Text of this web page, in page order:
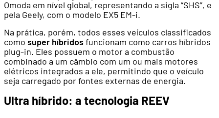
Omoda em nível global, representando a sigla “SHS”, e
pela Geely, com o modelo EX5 EM-i.
Na prática, porém, todos esses veículos classificados
como super híbridosfuncionam como carros híbridos
plug-in. Eles possuem o motor a combustão
combinado a um câmbio com um ou mais motores
elétricos integrados a ele, permitindo que o veículo
seja carregado por fontes externas de energia.
Ultra híbrido: a tecnologia REEV